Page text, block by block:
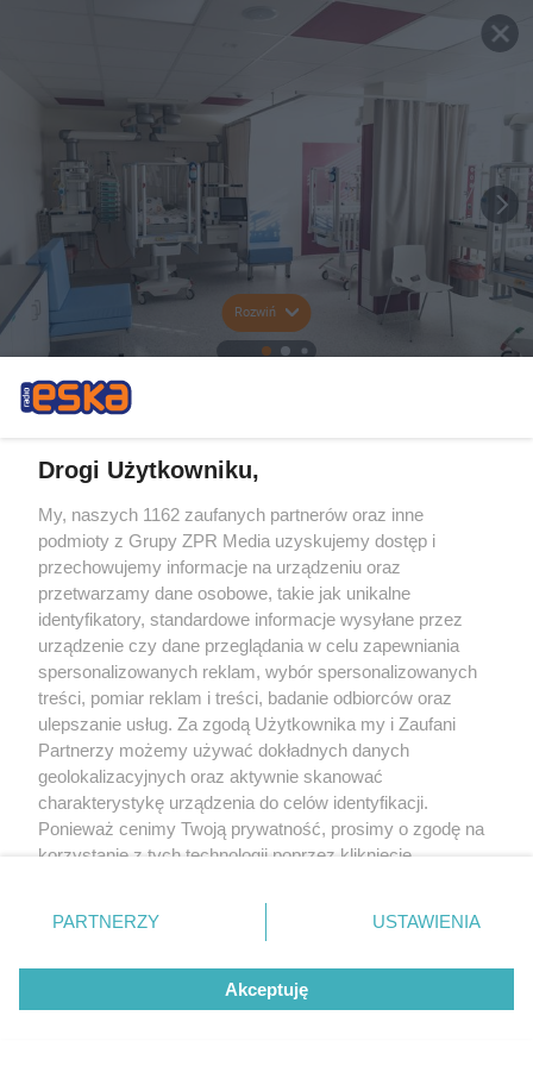
Rozwiń
Drogi Użytkowniku,
My, naszych 1162 zaufanych partnerów oraz inne
podmioty z Grupy ZPR Media uzyskujemy dostęp i
przechowujemy informacje na urządzeniu oraz
przetwarzamy dane osobowe, takie jak unikalne
identyfikatory, standardowe informacje wysyłane przez
urządzenie czy dane przeglądania w celu zapewniania
spersonalizowanych reklam, wybór spersonalizowanych
treści, pomiar reklam i treści, badanie odbiorców oraz
ulepszanie usług. Za zgodą Użytkownika my i Zaufani
Partnerzy możemy używać dokładnych danych
geolokalizacyjnych oraz aktywnie skanować
charakterystykę urządzenia do celów identyfikacji.
Ponieważ cenimy Twoją prywatność, prosimy o zgodę na
korzystanie z tych technologii poprzez kliknięcie
zmienić/wycofać klikając przycisk ustawień prywatności
znajdujący się w lewym dolnym rogu strony
rodzaje przetwarzania danych nie wymagają zgody
użytkownika, ale masz prawo sprzeciwić się takiemu
przetwarzaniu. Preferencje będą miały zastosowanie tylko
PARTNERZY USTAWIENIA
Akceptuję